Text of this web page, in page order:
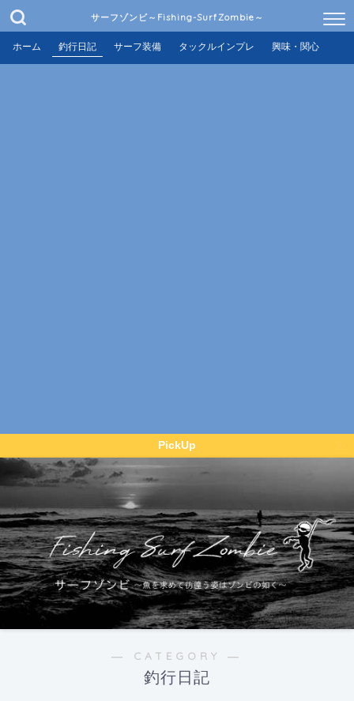
サーフゾンビ～Fishing-SurfZombie～
ホーム 釣行日記 サーフ装備 タックルインプレ 興味・関心
PickUp
― CATEGORY ―
釣行日記